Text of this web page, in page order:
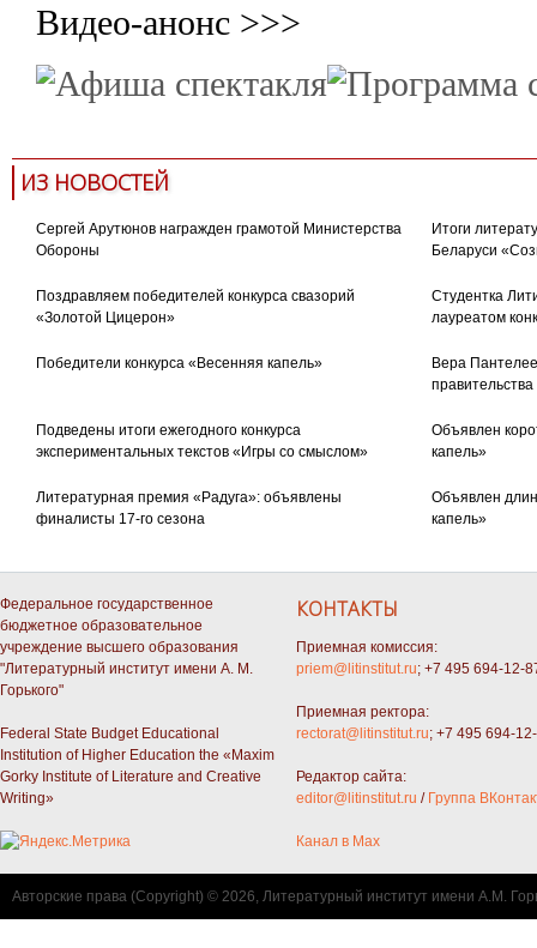
Видео-анонс >>>
ИЗ НОВОСТЕЙ
Сергей Арутюнов награжден грамотой Министерства
Обороны
Итоги
Беларуси
Поздравляем победителей конкурса свазорий
«Золотой Цицерон»
Студентка
лауреатом
Победители конкурса «Весенняя капель»
Вера
Подведены итоги ежегодного конкурса
экспериментальных текстов «Игры со смыслом»
Объявлен
капель»
Литературная премия «Радуга»: объявлены
финалисты 17-го сезона
Объявлен
капель»
Федеральное государственное
бюджетное образовательное
учреждение высшего образования
"Литературный институт имени А. М.
Горького"
Federal State Budget Educational
Institution of Higher Education the «Maxim
Gorky Institute of Literature and Creative
Writing»
КОНТАКТЫ
Приемная комиссия:
priem@litinstitut.ru; +7 495 694-12-
Приемная ректора:
rectorat@litinstitut.ru; +7 495 694-
Редактор сайта:
editor@litinstitut.ru / Группа
Канал в Max
Авторские права (Copyright) © 2026, Литературный институт имени А.М.